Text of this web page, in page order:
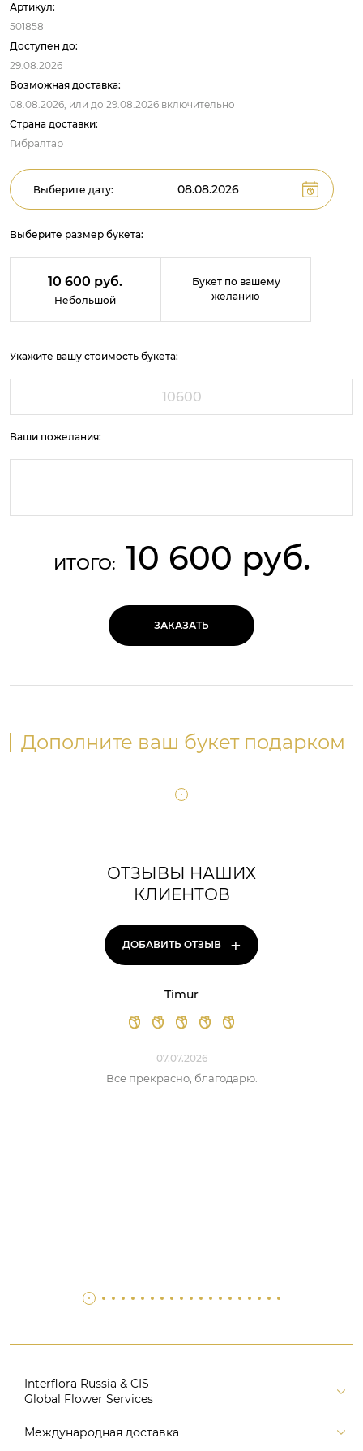
Артикул:
501858
Доступен до:
29.08.2026
Возможная доставка:
08.08.2026, или до 29.08.2026 включительно
Страна доставки:
Гибралтар
Выберите дату:
Выберите размер букета:
10 600 руб.
Небольшой
Букет по вашему
желанию
Укажите вашу стоимость букета:
Ваши пожелания:
ИТОГО: 10 600 руб.
ЗАКАЗАТЬ
Дополните ваш букет подарком
ОТЗЫВЫ НАШИХ
КЛИЕНТОВ
ДОБАВИТЬ ОТЗЫВ +
Timur
07.07.2026
Все прекрасно, благодарю.
Interflora Russia & CIS
Global Flower Services
Версия для печати
Международная доставка